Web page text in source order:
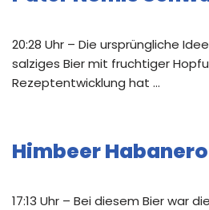
20:28 Uhr – Die ursprüngliche
salziges Bier mit fruchtiger
Rezeptentwicklung hat …
Himbeer
17:13 Uhr – Bei diesem Bier war